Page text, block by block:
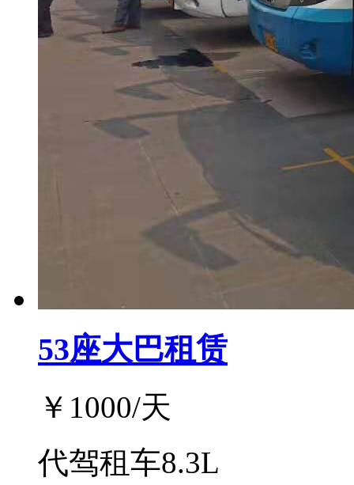
53座大巴租赁
￥ 1000/天
代驾租车8.3L